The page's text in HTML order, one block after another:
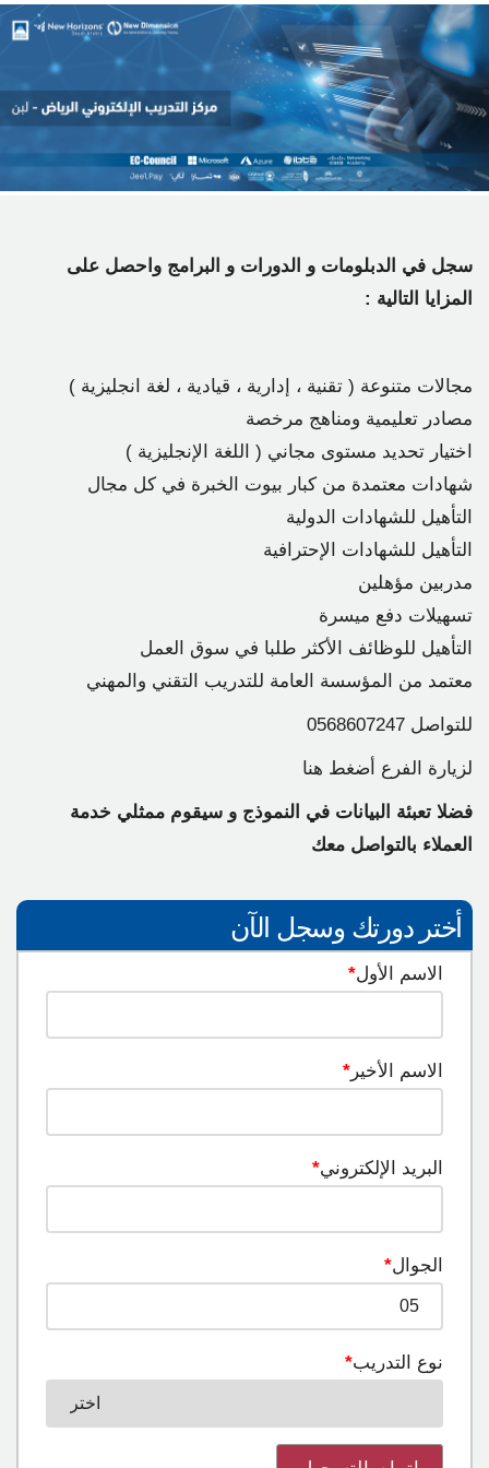
أختر دورتك وسجل الآن
الاسم الأول*
الاسم الأخير *
البريد الإلكتروني*
الجوال*
نوع التدريب*
سجل في الدبلومات و الدورات و البرامج واحصل على
المزايا التالية :
مجالات متنوعة ( تقنية ، إدارية ، قيادية ، لغة انجليزية )
مصادر تعليمية ومناهج مرخصة
اختيار تحديد مستوى مجاني ( اللغة الإنجليزية )
شهادات معتمدة من كبار بيوت الخبرة في كل مجال
التأهيل للشهادات الدولية
التأهيل للشهادات الإحترافية
مدربين مؤهلين
تسهيلات دفع ميسرة
التأهيل للوظائف الأكثر طلبا في سوق العمل
معتمد من المؤسسة العامة للتدريب التقني والمهني
للتواصل 0568607247
لزيارة الفرع أضغط هنا
فضلا تعبئة البيانات في النموذج و سيقوم ممثلي خدمة
العملاء بالتواصل معك